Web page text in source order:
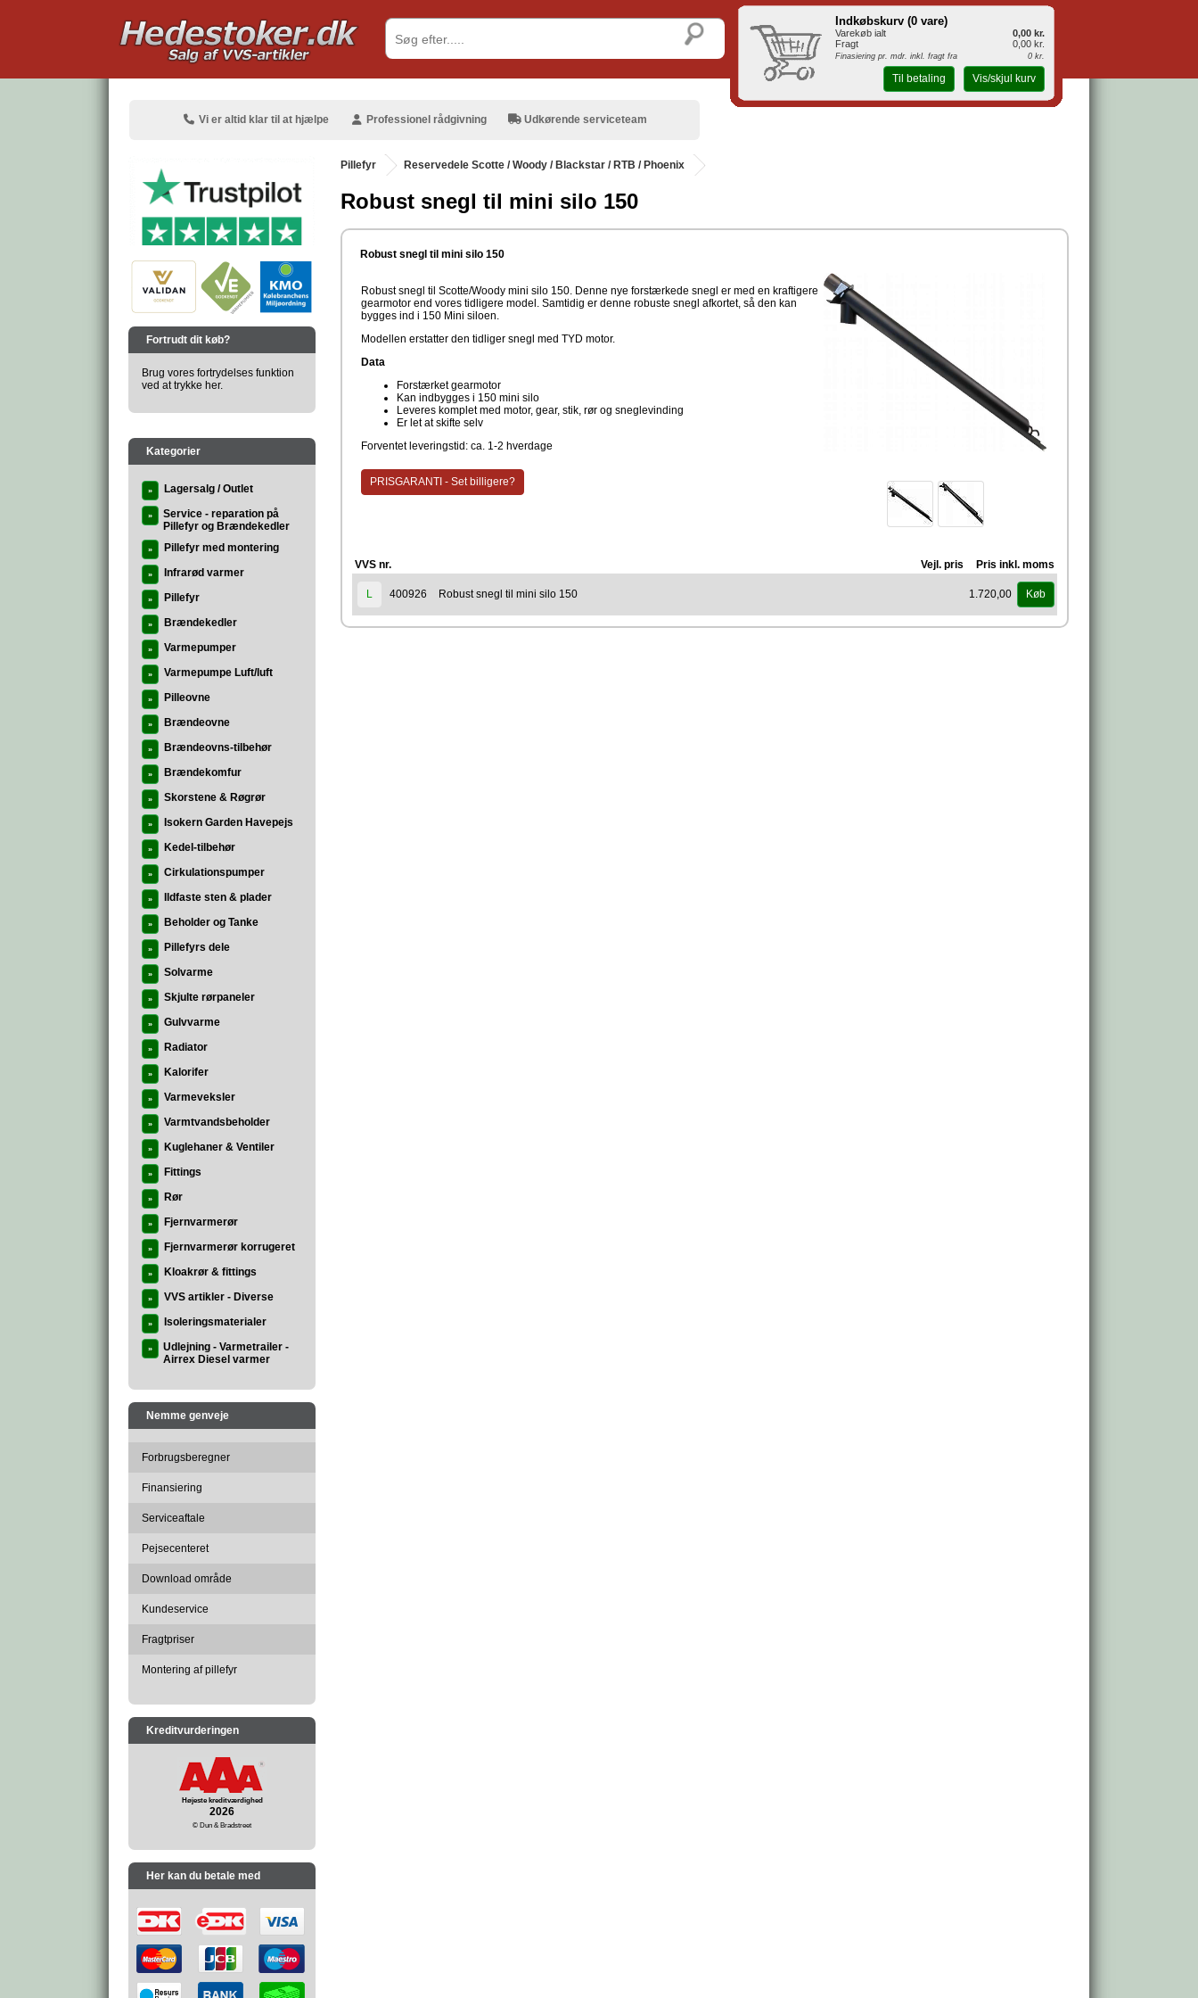
Vi er altid klar til at hjælpe Professionel rådgivning Udkørende serviceteam
Fortrudt dit køb?
Brug vores fortrydelses funktion
ved at trykke her.
Kategorier
» Lagersalg / Outlet
»
Service - reparation på
Pillefyr og Brændekedler
» Pillefyr med montering
» Infrarød varmer
» Pillefyr
» Brændekedler
» Varmepumper
» Varmepumpe Luft/luft
» Pilleovne
» Brændeovne
» Brændeovns-tilbehør
» Brændekomfur
» Skorstene & Røgrør
» Isokern Garden Havepejs
» Kedel-tilbehør
» Cirkulationspumper
» Ildfaste sten & plader
» Beholder og Tanke
» Pillefyrs dele
» Solvarme
» Skjulte rørpaneler
» Gulvvarme
» Radiator
» Kalorifer
» Varmeveksler
» Varmtvandsbeholder
» Kuglehaner & Ventiler
» Fittings
» Rør
» Fjernvarmerør
» Fjernvarmerør korrugeret
» Kloakrør & fittings
» VVS artikler - Diverse
» Isoleringsmaterialer
»
Udlejning - Varmetrailer -
Airrex Diesel varmer
Nemme genveje
Forbrugsberegner
Finansiering
Serviceaftale
Pejsecenteret
Download område
Kundeservice
Fragtpriser
Montering af pillefyr
Kreditvurderingen
Højeste kreditværdighed
2026
© Dun & Bradstreet
Her kan du betale med
Pillefyr Reservedele Scotte / Woody / Blackstar / RTB / Phoenix
Robust snegl til mini silo 150
Robust snegl til mini silo 150
Robust snegl til Scotte/Woody mini silo 150. Denne nye forstærkede snegl er med en kraftigere
gearmotor end vores tidligere model. Samtidig er denne robuste snegl afkortet, så den kan
bygges ind i 150 Mini siloen.
Modellen erstatter den tidliger snegl med TYD motor.
Data
Forstærket gearmotor
Kan indbygges i 150 mini silo
Leveres komplet med motor, gear, stik, rør og sneglevinding
Er let at skifte selv
Forventet leveringstid: ca. 1-2 hverdage
PRISGARANTI - Set billigere?
VVS nr. Vejl. pris Pris inkl. moms
L 400926 Robust snegl til mini silo 150 1.720,00 Køb
Indkøbskurv (0 vare)
Varekøb ialt
0,00 kr.
Fragt
0,00 kr.
Finasiering pr. mdr. inkl. fragt fra 0 kr.
Til betaling Vis/skjul kurv